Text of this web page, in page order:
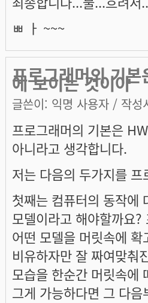
ㅃ ㅏ ~~~
프로그래머의 기
에 보이는 것이아
글쓴이: 익명 사용자 / 작성
프로그래머의 기본은
아니라고 생각합니다.
저는 다음의 두가지를
첫째는 컴퓨터의 동작에
모델이라고 해야할까요
어떤 모델을 머릿속에
비유하자만 잘 짜여맞춰
모습을 한순간 머릿속에
그게 가능하다면 그 다